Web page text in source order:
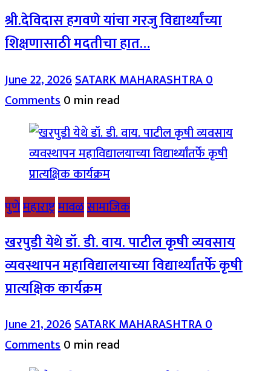
श्री.देविदास हगवणे यांचा गरजु विद्यार्थ्यांच्या
शिक्षणासाठी मदतीचा हात…
June 22, 2026SATARK MAHARASHTRA0
Comments0 min read
पुणेमहाराष्ट्रमावळसामाजिक
खरपुडी येथे डॉ. डी. वाय. पाटील कृषी व्यवसाय
व्यवस्थापन महाविद्यालयाच्या विद्यार्थ्यांतर्फे कृषी
प्रात्यक्षिक कार्यक्रम
June 21, 2026SATARK MAHARASHTRA0
Comments0 min read